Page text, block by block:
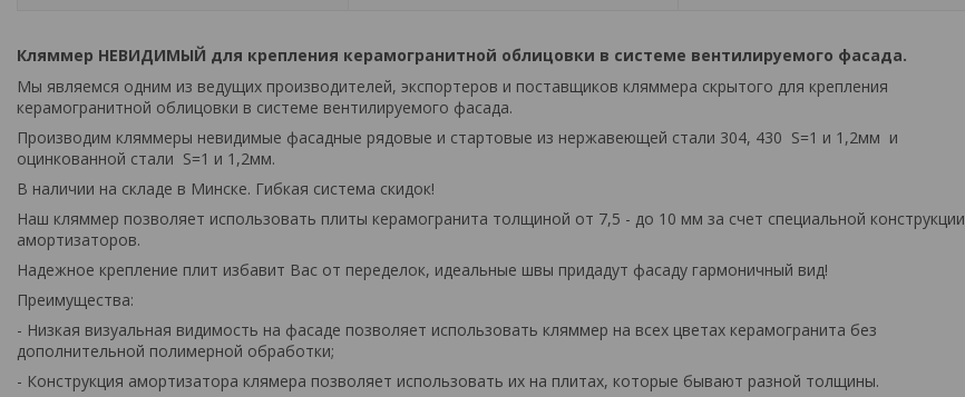
Кляммер НЕВИДИМЫЙ для крепления керамогранитной облицовки в системе вентилируемого фасада.
Мы являемся одним из ведущих производителей, экспортеров и поставщиков кляммера скрытого для крепления
керамогранитной облицовки в системе вентилируемого фасада.
Производим кляммеры невидимые фасадные рядовые и стартовые из нержавеющей стали 304, 430 S=1 и 1,2мм и
оцинкованной стали S=1 и 1,2мм.
В наличии на складе в Минске. Гибкая система скидок!
Наш кляммер позволяет использовать плиты керамогранита толщиной от 7,5 - до 10 мм за счет специальной конструкции
амортизаторов.
Надежное крепление плит избавит Вас от переделок, идеальные швы придадут фасаду гармоничный вид!
Преимущества:
- Низкая визуальная видимость на фасаде позволяет использовать кляммер на всех цветах керамогранита без
дополнительной полимерной обработки;
- Конструкция амортизатора клямера позволяет использовать их на плитах, которые бывают разной толщины.